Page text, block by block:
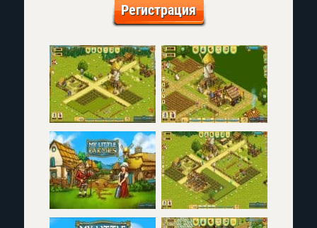
Регистрация